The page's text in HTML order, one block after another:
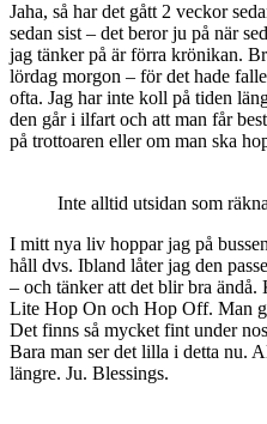
Jaha, så har det gått 2 veckor
sedan sist – det beror ju på när
jag tänker på är förra krönikan.
lördag morgon – för det hade
ofta. Jag har inte koll på tiden
den går i ilfart och att man får
på trottoaren eller om man ska
Inte alltid utsidan som
I mitt nya liv hoppar jag på
håll dvs. Ibland låter jag den
– och tänker att det blir bra
Lite Hop On och Hop Off. Man
Det finns så mycket fint under
Bara man ser det lilla i detta nu.
längre. Ju. Blessings.